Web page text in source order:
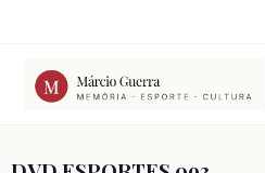
conteúdo